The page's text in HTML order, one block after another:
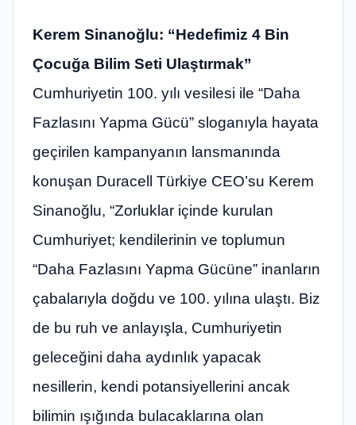
Kerem Sinanoğlu: “Hedefimiz 4 Bin
Çocuğa Bilim Seti Ulaştırmak”
Cumhuriyetin 100. yılı vesilesi ile “Daha
Fazlasını Yapma Gücü” sloganıyla hayata
geçirilen kampanyanın lansmanında
konuşan Duracell Türkiye CEO’su Kerem
Sinanoğlu, “Zorluklar içinde kurulan
Cumhuriyet; kendilerinin ve toplumun
“Daha Fazlasını Yapma Gücüne” inanların
çabalarıyla doğdu ve 100. yılına ulaştı. Biz
de bu ruh ve anlayışla, Cumhuriyetin
geleceğini daha aydınlık yapacak
nesillerin, kendi potansiyellerini ancak
bilimin ışığında bulacaklarına olan